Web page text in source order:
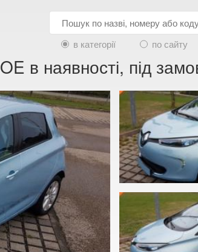
в категорії
по сайту
в наявності, під